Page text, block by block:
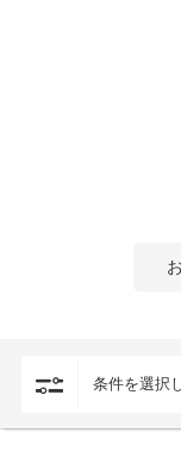
条件を選択